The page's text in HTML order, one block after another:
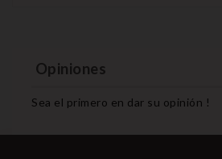
Opiniones
Sea el primero en dar su opinión !